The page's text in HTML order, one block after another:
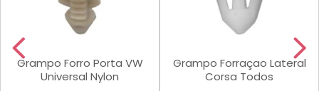
Grampo Forro Porta VW
Universal Nylon
Grampo Forraçao Lateral
Corsa Todos